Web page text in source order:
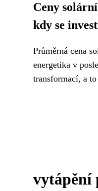
Ceny
kdy se
Průměrná cena
energetika v
transformací, a
vytápění